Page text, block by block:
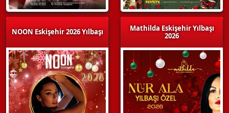
NOON Eskişehir 2026 Yılbaşı
Mathilda Eskişehir Yılbaşı
2026